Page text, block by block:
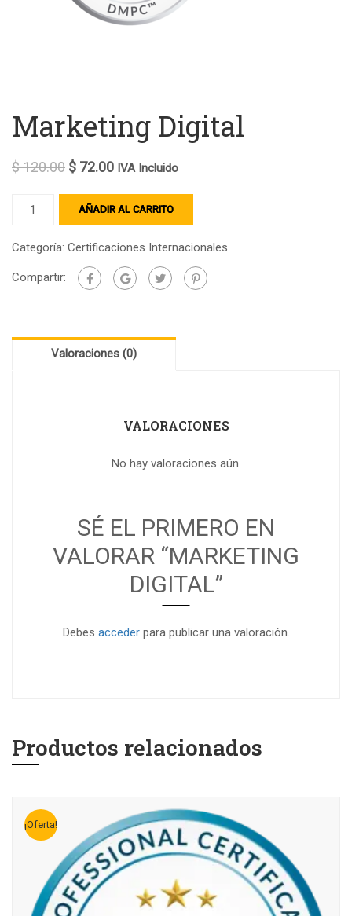
Marketing Digital
$120.00 $ 72.00 IVA Incluido
AÑADIR AL CARRITO
Categoría: Certificaciones Internacionales
Compartir:
Valoraciones (0)
VALORACIONES
No hay valoraciones aún.
SÉ EL PRIMERO EN
VALORAR “MARKETING
DIGITAL”
Debes accederpara publicar una valoración.
Productos relacionados
¡Oferta!